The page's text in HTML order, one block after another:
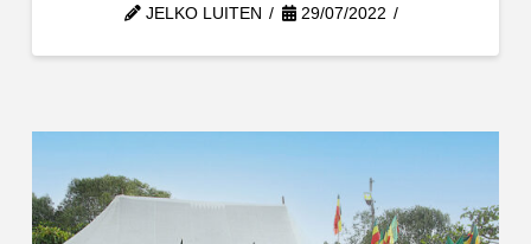
JELKO LUITEN 29/07/2022